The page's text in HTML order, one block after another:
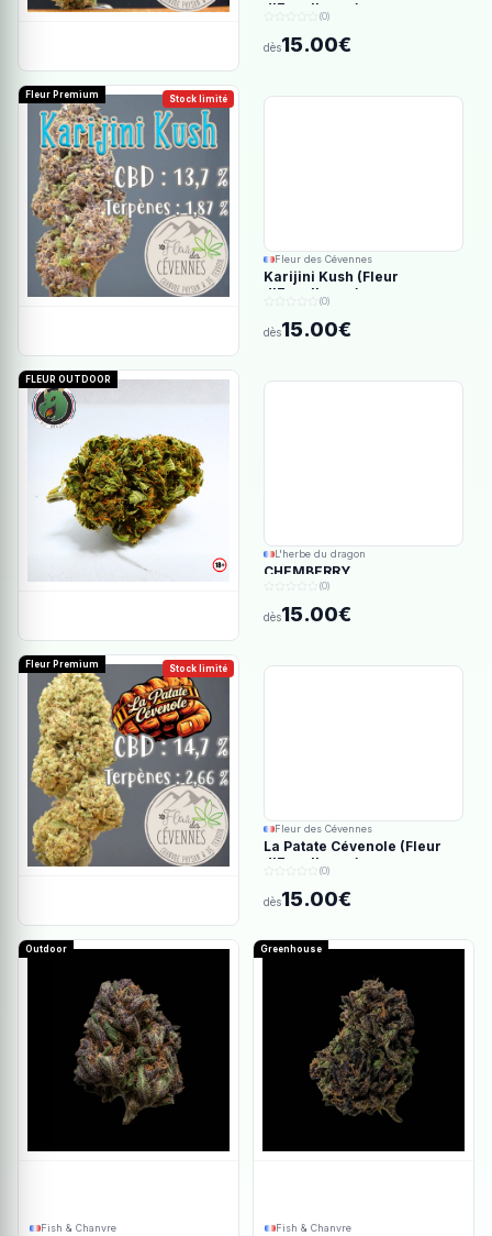
d'Excellence)
(0)
dès15.00€
Stock limité
Fleur Premium
Fleur des Cévennes
Karijini Kush (Fleur
d'Excellence)
(0)
dès15.00€
FLEUR OUTDOOR
L'herbe du dragon
CHEMBERRY
(0)
dès15.00€
Stock limité
Fleur Premium
Fleur des Cévennes
La Patate Cévenole (Fleur
d'Excellence)
(0)
dès15.00€
Outdoor
Fish & Chanvre
Greenhouse
Fish & Chanvre